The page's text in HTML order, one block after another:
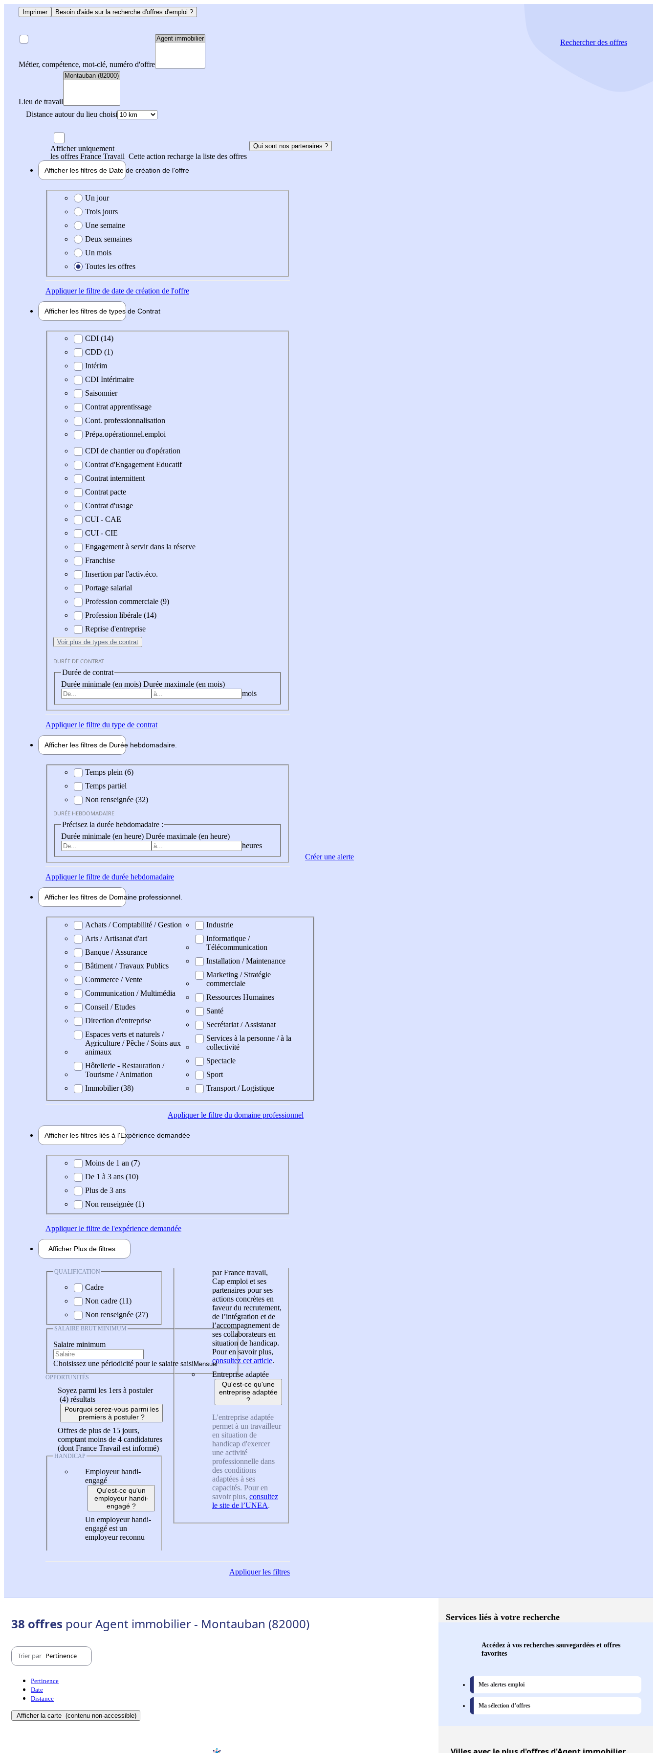
Imprimer Besoin d'aide sur la recherche d'offres d'emploi ?
Métier, compétence, mot-clé, numéro d'offre
Lieu de travail
Distance autour du lieu choisi
Rechercherdes offres
Afficher uniquement
les offres France Travail Cette action recharge la liste des offres
Qui sont nos partenaires ?
Afficher les filtres de Date de création de l'offre
Date de création de l'offre
Un jour
Trois jours
Une semaine
Deux semaines
Un mois
Toutes les offres
Appliquerle filtre de date de création de l'offre
Afficher les filtres de types de Contrat
Type de contratCDI (14)
CDD (1)
Intérim
CDI Intérimaire
Saisonnier
Contrat apprentissage
Cont. professionnalisation
Prépa.opérationnel.emploi
CDI de chantier ou d'opération
Contrat d'Engagement Educatif
Contrat intermittent
Contrat pacte
Contrat d'usage
CUI - CAE
CUI - CIE
Engagement à servir dans la réserve
Franchise
Insertion par l'activ.éco.
Portage salarial
Profession commerciale (9)
Profession libérale (14)
Reprise d'entreprise
Voir plus de types de contrat
DURÉE DE CONTRAT
Durée de contrat
Durée minimale (en mois) Durée maximale (en mois)
mois
Appliquerle filtre du type de contrat
Afficher les filtres de Durée hebdomadaire
Durée hebdomadaire
Temps plein (6)
Temps partiel
Non renseignée (32)
DURÉE HEBDOMADAIRE
Précisez la durée hebdomadaire :
Durée minimale (en heure) Durée maximale (en heure)
heures
Appliquerle filtre de durée hebdomadaire
Afficher les filtres de Domaine professionnel
Domaine professionel
Achats / Comptabilité / Gestion
Arts / Artisanat d'art
Banque / Assurance
Bâtiment / Travaux Publics
Commerce / Vente
Communication / Multimédia
Conseil / Etudes
Direction d'entreprise
Espaces verts et naturels /
Agriculture / Pêche / Soins aux
animaux
Hôtellerie - Restauration /
Tourisme / Animation
Immobilier (38)
Industrie
Informatique /
Télécommunication
Installation / Maintenance
Marketing / Stratégie
commerciale
Ressources Humaines
Santé
Secrétariat / Assistanat
Services à la personne / à la
collectivité
Spectacle
Sport
Transport / Logistique
Appliquerle filtre du domaine professionnel
Afficher les filtres liés à l'Expérience demandée
Expérience demandée
Moins de 1 an (7)
De 1 à 3 ans (10)
Plus de 3 ans
Non renseignée (1)
Appliquerle filtre de l'expérience demandée
Afficher Plus de filtres
QUALIFICATION
Cadre
Non cadre (11)
Non renseignée (27)
SALAIRE BRUT MINIMUM
Salaire minimum
Choisissez une périodicité pour le salaire saisi
OPPORTUNITÉS
Soyez parmi les 1ers à postuler
(4) résultats
Pourquoi serez-vous parmi les
premiers à postuler ?
Offres de plus de 15 jours,
comptant moins de 4 candidatures
(dont France Travail est informé)
HANDICAP
Employeur handi-
engagé
Qu'est-ce qu'un
employeur handi-
engagé ?
Un employeur handi-
engagé est un
employeur reconnu
par France travail,
Cap emploi et ses
partenaires pour ses
actions concrètes en
faveur du recrutement,
de l’intégration et de
l’accompagnement de
ses collaborateurs en
situation de handicap.
Pour en savoir plus,
consultez cet article.
Entreprise adaptée
Qu'est-ce qu'une
entreprise adaptée
?
L'entreprise adaptée
permet à un travailleur
en situation de
handicap d'exercer
une activité
professionnelle dans
des conditions
adaptées à ses
capacités. Pour en
savoir plus, consultez
le site de l’UNEA.
Appliquerles filtres
Créer une alerte
38 offres pour Agent immobilier - Montauban (82000)
Trier par Pertinence
Pertinence
Date
Distance
Afficher la carte (contenu non-accessible)
Services liés à votre recherche
Accédez à vos recherches sauvegardées et offres
favorites
Mes alertes emploi
Ma sélection d’offres